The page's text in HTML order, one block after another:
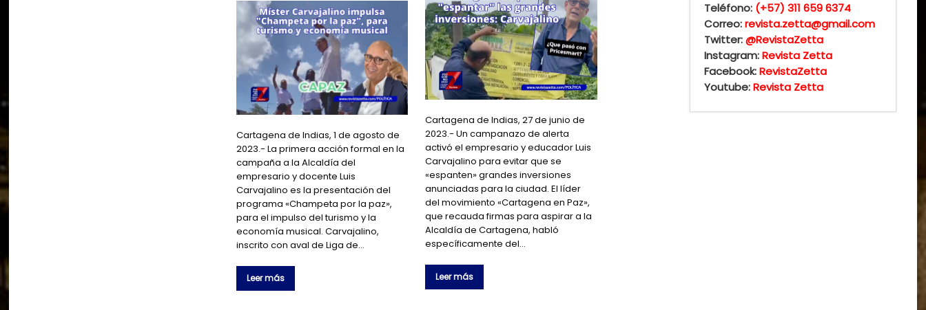
Cartagena de Indias, 1 de agosto de
2023.- La primera acción formal en la
campaña a la Alcaldía del
empresario y docente Luis
Carvajalino es la presentación del
programa «Champeta por la paz»,
para el impulso del turismo y la
economía musical. Carvajalino,
inscrito con aval de Liga de…
Leer más
Cartagena de Indias, 27 de junio de
2023.- Un campanazo de alerta
activó el empresario y educador Luis
Carvajalino para evitar que se
«espanten» grandes inversiones
anunciadas para la ciudad. El líder
del movimiento «Cartagena en Paz»,
que recauda firmas para aspirar a la
Alcaldía de Cartagena, habló
específicamente del…
Leer más
Teléfono: (+57) 311 659 6374
Correo:revista.zetta@gmail.com
Twitter:@RevistaZetta
Instagram:Revista Zetta
Facebook:RevistaZetta
Youtube:Revista Zetta